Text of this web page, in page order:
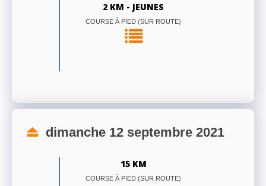
2 KM - JEUNES
COURSE À PIED (SUR ROUTE)
dimanche 12 septembre 2021
15 KM
COURSE À PIED (SUR ROUTE)